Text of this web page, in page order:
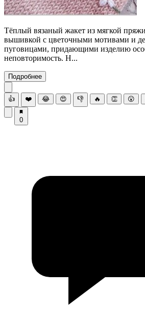
Тёплый вязаный жакет из мягкой
вышивкой с цветочными мотивами и
пуговицами, придающими изделию
неповторимость. Н...
Подробнее
👍 ❤️ 😂 😍 👎 🔥 👏 😮
0